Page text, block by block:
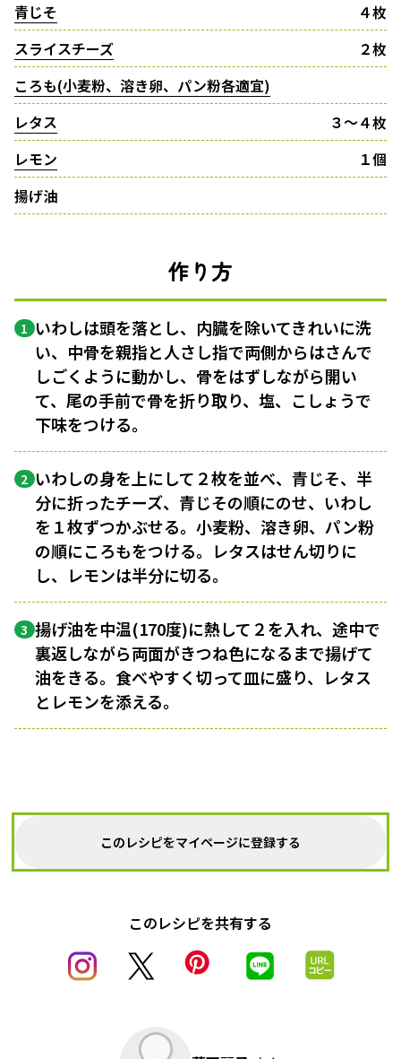
青じそ
４枚
スライスチーズ
２枚
ころも(小麦粉、溶き卵、パン粉各適宜)
レタス
３〜４枚
レモン
１個
揚げ油
作り方
1 いわしは頭を落とし、内臓を除いてきれいに洗
い、中骨を親指と人さし指で両側からはさんで
しごくように動かし、骨をはずしながら開い
て、尾の手前で骨を折り取り、塩、こしょうで
下味をつける。
2 いわしの身を上にして２枚を並べ、青じそ、半
分に折ったチーズ、青じその順にのせ、いわし
を１枚ずつかぶせる。小麦粉、溶き卵、パン粉
の順にころもをつける。レタスはせん切りに
し、レモンは半分に切る。
3 揚げ油を中温(170度)に熱して２を入れ、途中で
裏返しながら両面がきつね色になるまで揚げて
油をきる。食べやすく切って皿に盛り、レタス
とレモンを添える。
このレシピをマイページに登録する
このレシピを共有する